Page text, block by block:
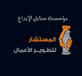
المحتوى